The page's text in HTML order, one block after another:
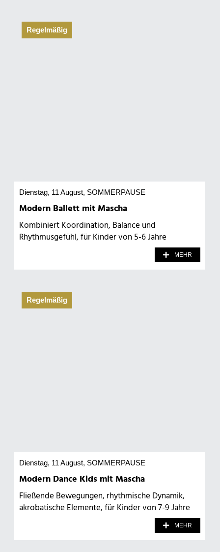
Regelmäßig
Dienstag, 11 August, SOMMERPAUSE
Modern Ballett mit Mascha
Kombiniert Koordination, Balance und
Rhythmusgefühl, für Kinder von 5-6 Jahre
MEHR
Regelmäßig
Dienstag, 11 August, SOMMERPAUSE
Modern Dance Kids mit Mascha
Fließende Bewegungen, rhythmische Dynamik,
akrobatische Elemente, für Kinder von 7-9 Jahre
MEHR